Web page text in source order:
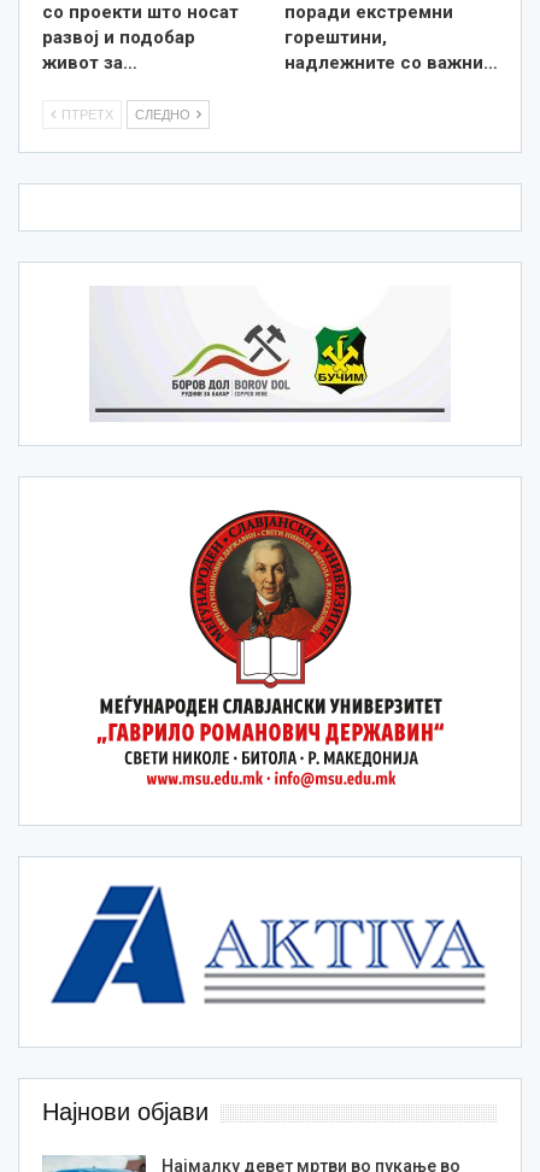
со проекти што носат
развој и подобар
живот за…
поради екстремни
горештини,
надлежните со важни…
ПТРЕТХ СЛЕДНО
Најнови објави
Најмалку девет мртви во пукање во